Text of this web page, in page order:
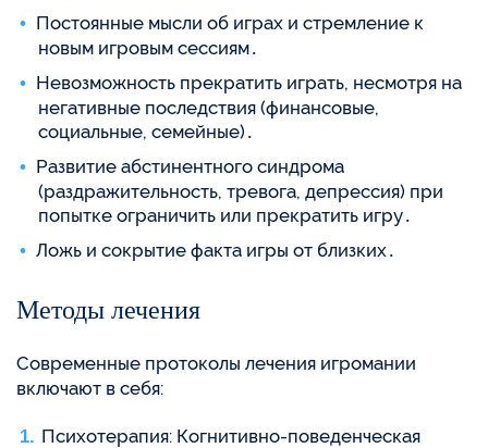
Постоянные мысли об играх и стремление к
новым игровым сессиям․
Невозможность прекратить играть, несмотря на
негативные последствия (финансовые,
социальные, семейные)․
Развитие абстинентного синдрома
(раздражительность, тревога, депрессия) при
попытке ограничить или прекратить игру․
Ложь и сокрытие факта игры от близких․
Методы лечения
Современные протоколы лечения игромании
включают в себя:
Психотерапия: Когнитивно-поведенческая